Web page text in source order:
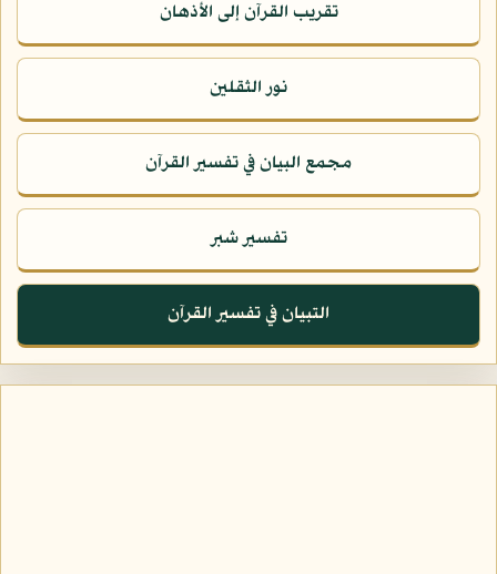
تقريب القرآن إلى الأذهان
نور الثقلين
مجمع البيان في تفسير القرآن
تفسير شبر
التبيان في تفسير القرآن